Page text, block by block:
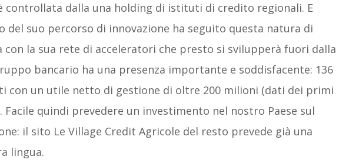
controllata dalla una holding di istituti di credito regionali. E
del suo percorso di innovazione ha seguito questa natura di
con la sua rete di acceleratori che presto si svilupperà fuori dalla
bancario ha una presenza importante e soddisfacente: 136
con un utile netto di gestione di oltre 200 milioni (dati dei primi
Facile quindi prevedere un investimento nel nostro Paese sul
il sito Le Village Credit Agricole del resto prevede già una
lingua.